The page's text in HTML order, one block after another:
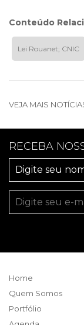
Conteúdo
Lei Rouanet; CNIC
VEJA MAIS
RECEBA
Home
Quem Somos
Portfólio